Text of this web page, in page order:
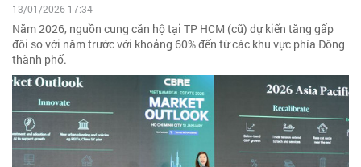
13/01/2026 17:34
Năm 2026, nguồn cung căn hộ tại TP HCM (cũ) dự kiến tăng gấp
đôi so với năm trước với khoảng 60% đến từ các khu vực phía Đông
thành phố.